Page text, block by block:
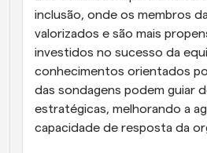
inclusão, onde os membros
valorizados e são mais
investidos no sucesso da
conhecimentos orientados
das sondagens podem guiar
estratégicas, melhorando a
capacidade de resposta da